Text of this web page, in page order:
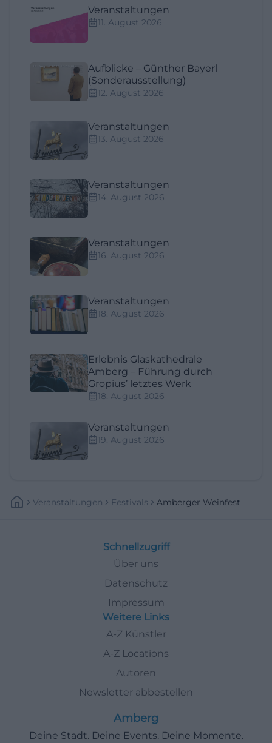
Veranstaltungen
11. August 2026
Aufblicke – Günther Bayerl
(Sonderausstellung)
12. August 2026
Veranstaltungen
13. August 2026
Veranstaltungen
14. August 2026
Veranstaltungen
16. August 2026
Veranstaltungen
18. August 2026
Erlebnis Glaskathedrale
Amberg – Führung durch
Gropius’ letztes Werk
18. August 2026
Veranstaltungen
19. August 2026
Veranstaltungen Festivals Amberger Weinfest
Schnellzugriff
Über uns
Datenschutz
Impressum
Weitere Links
A-Z Künstler
A-Z Locations
Autoren
Newsletter abbestellen
Amberg
Deine Stadt. Deine Events. Deine Momente.